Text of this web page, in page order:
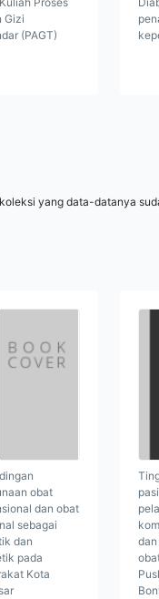
Gizi
(PAGT)
yang data-datanya
obat
dan obat
sebagai
dan
pada
Kota